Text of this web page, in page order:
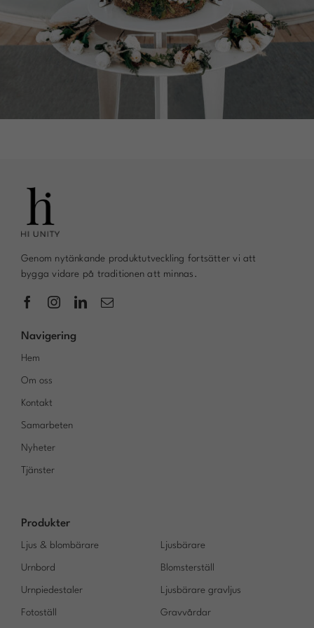
Genom nytänkande produktutveckling fortsätter vi att
bygga vidare på traditionen att minnas.
Navigering
Hem
Om oss
Kontakt
Samarbeten
Nyheter
Tjänster
Produkter
Ljus & blombärare
Urnbord
Urnpiedestaler
Fotoställ
Ljusbärare
Blomsterställ
Ljusbärare gravljus
Gravvårdar
möjligt under
ditt besök.
Om du nekar
de här
kakorna
kommer viss
funktionalitet
innehåll och
erbjudanden.